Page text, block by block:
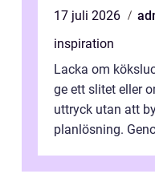
17 juli 2026
inspiration
Lacka om
ge ett slitet eller
uttryck utan att
planlösning.